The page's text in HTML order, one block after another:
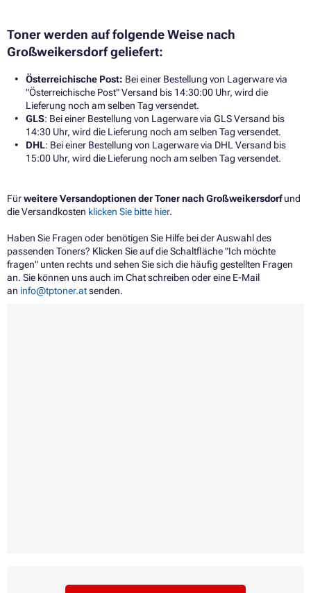
Toner werden auf folgende Weise nach
Großweikersdorf geliefert:
Österreichische Post: Bei einer Bestellung von Lagerware via
"Österreichische Post" Versand bis 14:30:00 Uhr, wird die
Lieferung noch am selben Tag versendet.
GLS: Bei einer Bestellung von Lagerware via GLS Versand bis
14:30 Uhr, wird die Lieferung noch am selben Tag versendet.
DHL: Bei einer Bestellung von Lagerware via DHL Versand bis
15:00 Uhr, wird die Lieferung noch am selben Tag versendet.
Fürweitere Versandoptionen der Toner nach Großweikersdorfund
die Versandkosten klicken Sie bitte hier.
Haben Sie Fragen oder benötigen Sie Hilfe bei der Auswahl des
passenden Toners? Klicken Sie auf die Schaltfläche "Ich möchte
fragen" unten rechts und sehen Sie sich die häufig gestellten Fragen
an. Sie können uns auch im Chat schreiben oder eine E-Mail
an info@tptoner.atsenden.